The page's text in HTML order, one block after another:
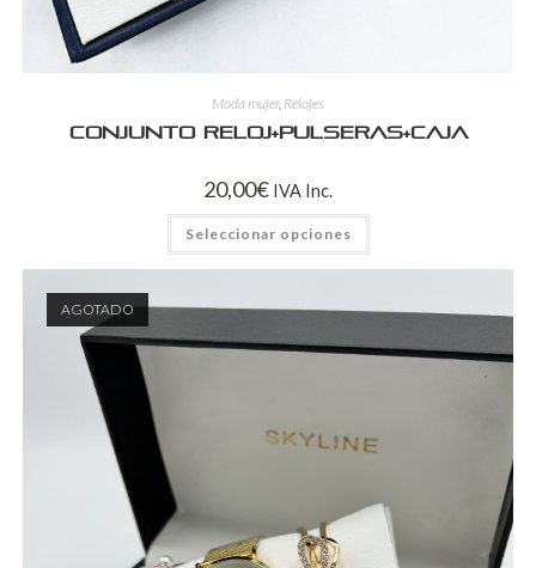
Moda mujer, Relojes
Conjunto reloj+pulseras+caja
20,00€ IVA Inc.
Seleccionar opciones
AGOTADO